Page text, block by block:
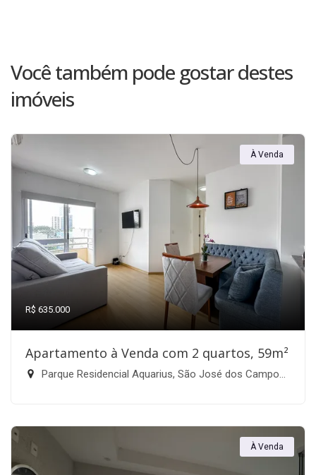
Você também pode gostar destes
imóveis
À Venda
R$ 635.000
Apartamento à Venda com 2 quartos, 59m²
Parque Residencial Aquarius, São José dos Campos-SP
À Venda